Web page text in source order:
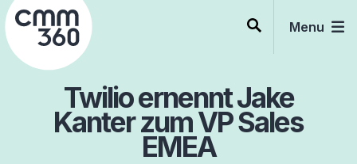
Skip
to
content
Menu
Twilio ernennt Jake
Kanter zum VP Sales
EMEA